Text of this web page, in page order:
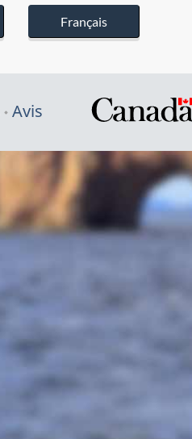
Français
Avis